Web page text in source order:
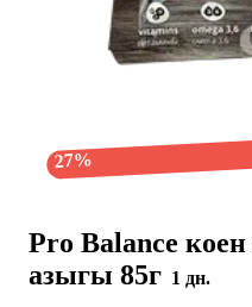
Pro Balance
азыгы 85г 1 дн.
27%